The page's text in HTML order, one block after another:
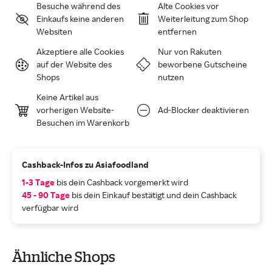
Besuche während des
Einkaufs keine anderen
Websiten
Alte Cookies vor
Weiterleitung zum Shop
entfernen
Akzeptiere alle Cookies
auf der Website des
Shops
Nur von Rakuten
beworbene Gutscheine
nutzen
Keine Artikel aus
vorherigen Website-
Besuchen im Warenkorb
Ad-Blocker deaktivieren
Cashback-Infos zu Asiafoodland
1-3 Tage bis dein Cashback vorgemerkt wird
45 - 90 Tage bis dein Einkauf bestätigt und dein Cashback
verfügbar wird
Ähnliche Shops